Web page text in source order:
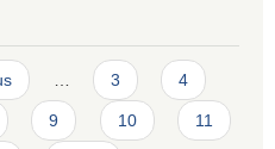
3 4
9 10 11